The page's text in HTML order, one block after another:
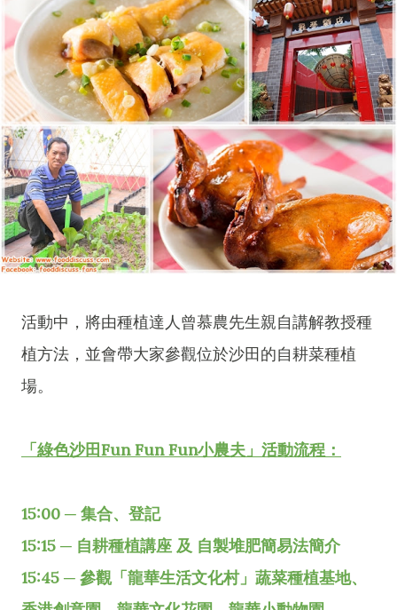
活動中，將由種植達人曾慕農先生親自講解教授種
植方法，並會帶大家參觀位於沙田的自耕菜種植
場。
「綠色沙田Fun Fun Fun小農夫」活動流程：
15:00 ─ 集合、登記
15:15 ─ 自耕種植講座 及 自製堆肥簡易法簡介
15:45 ─ 參觀「龍華生活文化村」蔬菜種植基地、